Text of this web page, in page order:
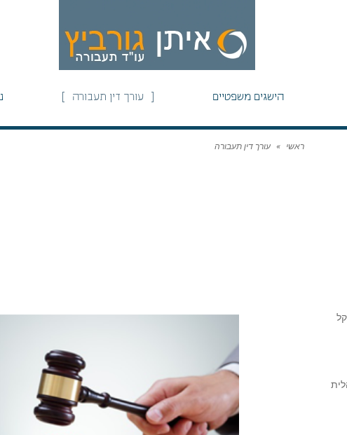
הישגים משפטיים עורך דין תעבורה
ראשי » עורך דין תעבורה